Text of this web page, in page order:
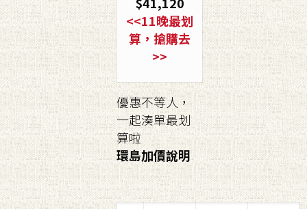
<<11晚最划
算，搶購去
>>
優惠不等人，
一起湊單最划
算啦
環島加價說明